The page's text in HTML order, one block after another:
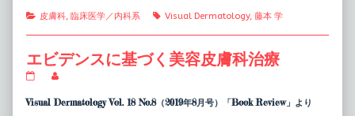
Categories
皮膚科, 臨床医学／内科系 Tags
Visual Dermatology, 藤本 学
エビデンスに基づく美容皮膚科治療
デ
posts
Visual Dermatology Vol. 18 No.8（2019年8月号）「Book Review」より